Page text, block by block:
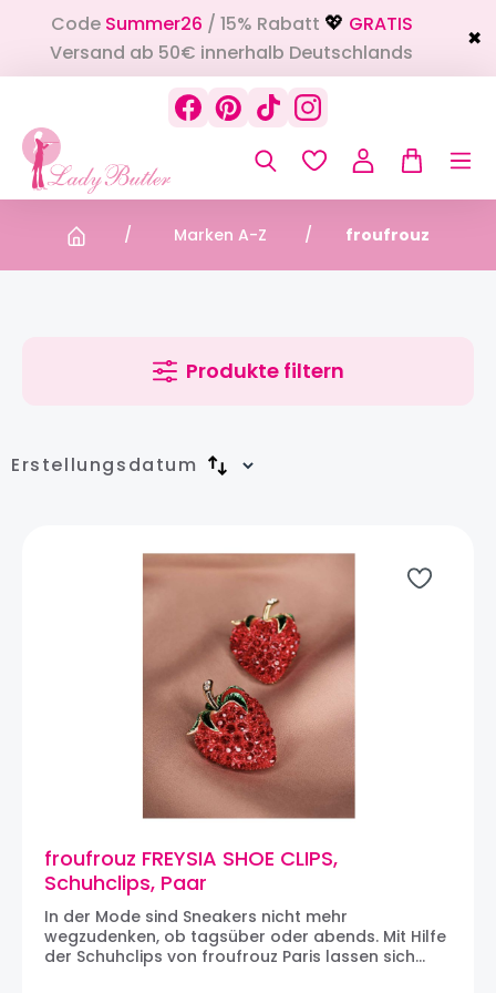
springen
CodeSummer26 / 15% Rabatt 💖 GRATIS
Versand ab 50€ innerhalb Deutschlands
✖
Marken A-Z froufrouz
Produkte filtern
Erstellungsdatum
froufrouz FREYSIA SHOE CLIPS,
Schuhclips, Paar
In der Mode sind Sneakers nicht mehr
wegzudenken, ob tagsüber oder abends. Mit Hilfe
der Schuhclips von froufrouz Paris lassen sich